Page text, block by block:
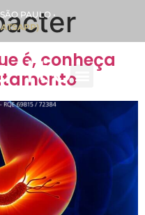
PAULO •
é, conheça